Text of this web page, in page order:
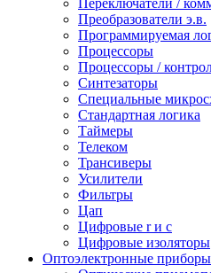
Переключатели /
Преобразователи э.в.
Программируемая
Процессоры
Процессоры /
Синтезаторы
Специальные
Стандартная логика
Таймеры
Телеком
Трансиверы
Усилители
Фильтры
Цап
Цифровые r и c
Цифровые изоляторы
Оптоэлектронные приборы